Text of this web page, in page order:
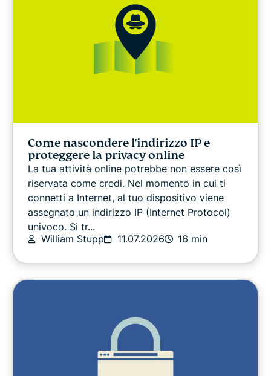
ExpressVPN for Teams
Le news di ExpressVPN
Protezione online
Privacy
Privacy news
Streaming
Come nascondere l'indirizzo IP e
proteggere la privacy online
La tua attività online potrebbe non essere così
riservata come credi. Nel momento in cui ti
connetti a Internet, al tuo dispositivo viene
assegnato un indirizzo IP (Internet Protocol)
univoco. Si tr...
William Stupp
11.07.2026 16 min